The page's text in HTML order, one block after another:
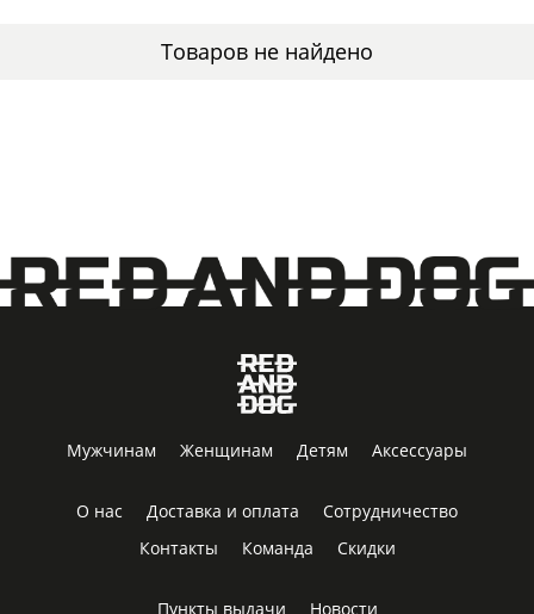
Товаров не найдено
Мужчинам Женщинам Детям Аксессуары
О нас Доставка и оплата
Сотрудничество
Контакты
Команда Скидки
Пункты выдачи Новости